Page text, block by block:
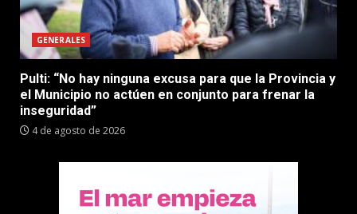
GENERALES
Pulti: “No hay ninguna excusa para que la Provincia y
el Municipio no actúen en conjunto para frenar la
inseguridad”
4 de agosto de 2026